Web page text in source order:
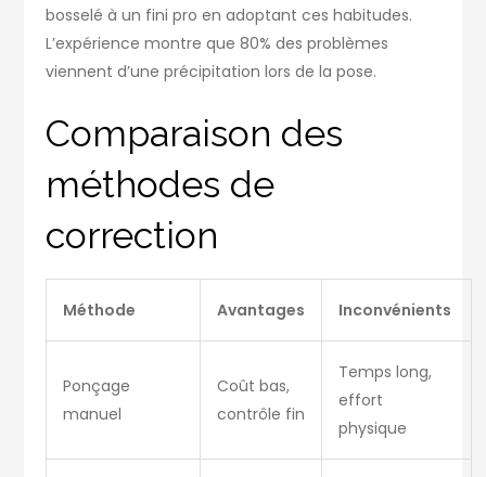
bosselé à un fini pro en adoptant ces habitudes.
L’expérience montre que 80% des problèmes
viennent d’une précipitation lors de la pose.
Comparaison des
méthodes de
correction
Méthode Avantages Inconvénients
Ponçage
manuel
Coût bas,
contrôle fin
Temps long,
effort
physique